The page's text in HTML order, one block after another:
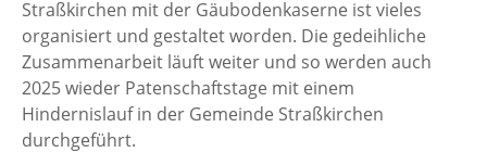
Straßkirchen mit der Gäubodenkaserne ist vieles
organisiert und gestaltet worden. Die gedeihliche
Zusammenarbeit läuft weiter und so werden auch
2025 wieder Patenschaftstage mit einem
Hindernislauf in der Gemeinde Straßkirchen
durchgeführt.